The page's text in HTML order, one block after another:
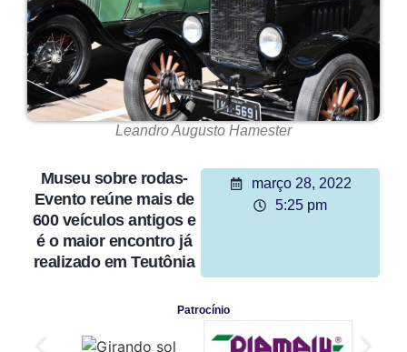
Leandro Augusto Hamester
Museu sobre rodas-
Evento reúne mais de
600 veículos antigos e
é o maior encontro já
realizado em Teutônia
março 28, 2022
5:25 pm
Patrocínio